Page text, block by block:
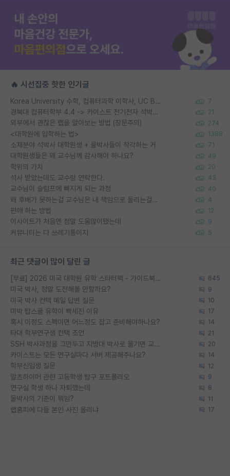
🔥 시선집중 핫한 인기글
Korea University 수학, 컴퓨터과학 이학사, UC Berkeley 산업공학 대학원 공학박사가 되는 것은 쉽지 않겠죠? 7
경북대 컴퓨터학부 4.4 -> 카이스트 전기전자 석박사통합과정 합격 21
외부에서 괜찮은 랩을 알아보는 방법 (장문주의) 274
<대학원에 입학하는 법> 1388
소재분야 석박사 대학원생 + 물박사들이 착각하는 거 71
대학원생들은 왜 교수님께 감사해야 하나요? 49
학위의 가치 20
석사 받았는데도 교수랑 연락한다. 43
교수님이 슬럼프에 빠지게 되는 과정 40
왜 후배가 못하는걸 교수님은 내 책임으로 돌리는걸까요? 4
편애 하는 방법 12
이사이트가 처음엔 정말 도움많이됐는데 9
커뮤니티는 다 쓰레기통이지 5
최근 댓글이 많이 달린 글
[무료] 2026 미국 대학원 유학 스타터팩 - 가이드북 & 합격자 컨택메일 템플릿 645
미국 박사, 정말 도전해볼 만할까요? 9
미국 박사 컨택 메일 답변 질문 10
미박 탑스쿨 유학이 빡세진 이유 17
혹시 이정도 스펙이면 어느정도 잡고 준비해야하나요? 14
타대 학부연구생 컨택 조언 21
SSH 박사과정을 그만두고 지방대 박사로 옮기면 교수의 꿈은 끝일까요? 20
카이스트는 모든 연구실마다 서버 제공해주나요? 14
학부신입생 질문 12
알츠하이머 관련 고등학생 탐구 포트폴리오 9
연구실 학생 하나 자퇴했는데 8
물박사의 기준이 뭐임? 11
랩홈피에 다들 본인 사진 올리냐 17